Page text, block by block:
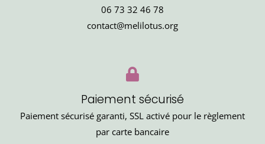
06 73 32 46 78
contact@melilotus.org
Paiement sécurisé
Paiement sécurisé garanti, SSL activé pour le règlement
par carte bancaire